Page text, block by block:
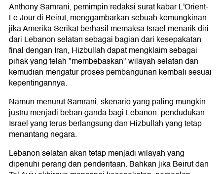
Anthony Samrani, pemimpin redaksi surat kabar L'Orient-
Le Jour di Beirut, menggambarkan sebuah kemungkinan:
jika Amerika Serikat berhasil memaksa Israel menarik diri
dari Lebanon selatan sebagai bagian dari kesepakatan
final dengan Iran, Hizbullah dapat mengklaim sebagai
pihak yang telah "membebaskan" wilayah selatan dan
kemudian mengatur proses pembangunan kembali sesuai
kepentingannya.
Namun menurut Samrani, skenario yang paling mungkin
justru menjadi beban ganda bagi Lebanon: pendudukan
Israel yang terus berlangsung dan Hizbullah yang tetap
menantang negara.
Lebanon selatan akan tetap menjadi wilayah yang
dipenuhi perang dan penderitaan. Bahkan jika Beirut dan